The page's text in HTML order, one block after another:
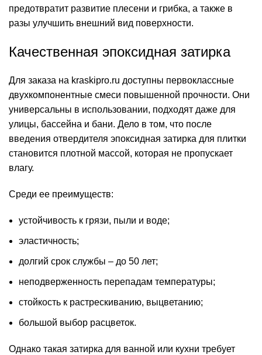
предотвратит развитие плесени и грибка, а также в
разы улучшить внешний вид поверхности.
Качественная эпоксидная затирка
Для заказа на kraskipro.ru доступны первоклассные
двухкомпонентные смеси повышенной прочности. Они
универсальны в использовании, подходят даже для
улицы, бассейна и бани. Дело в том, что после
введения отвердителя эпоксидная затирка для плитки
становится плотной массой, которая не пропускает
влагу.
Среди ее преимуществ:
устойчивость к грязи, пыли и воде;
эластичность;
долгий срок службы – до 50 лет;
неподверженность перепадам температуры;
стойкость к растрескиванию, выцветанию;
большой выбор расцветок.
Однако такая затирка для ванной или кухни требует